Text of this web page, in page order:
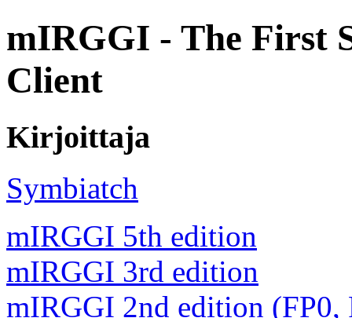
mIRGGI - The First
Client
Kirjoittaja
Symbiatch
mIRGGI 5th edition
mIRGGI 3rd edition
mIRGGI 2nd edition (FP0,